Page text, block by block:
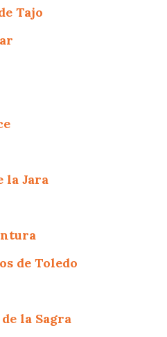
Tajo
la Jara
de Toledo
la Sagra